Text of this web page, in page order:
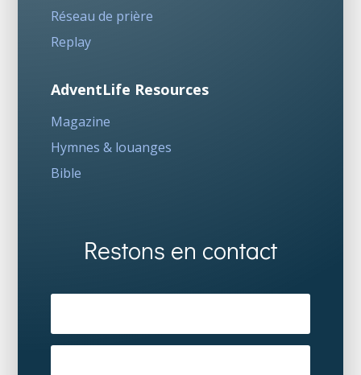
Réseau de prière
Replay
AdventLife Resources
Magazine
Hymnes & louanges
Bible
Restons en contact